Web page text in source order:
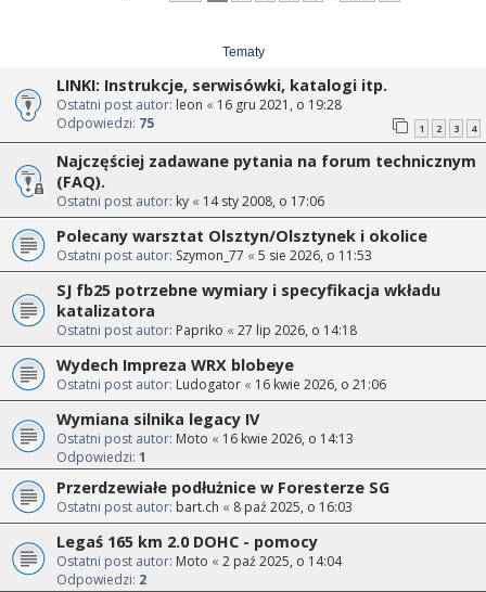
Tematy
LINKI: Instrukcje, serwisówki, katalogi itp.
Ostatni post autor: leon « 16 gru 2021, o 19:28
Odpowiedzi: 75 1 2 3 4
Najczęściej zadawane pytania na forum technicznym
(FAQ).
Ostatni post autor: ky « 14 sty 2008, o 17:06
Polecany warsztat Olsztyn/Olsztynek i okolice
Ostatni post autor: Szymon_77 « 5 sie 2026, o 11:53
SJ fb25 potrzebne wymiary i specyfikacja wkładu
katalizatora
Ostatni post autor: Papriko « 27 lip 2026, o 14:18
Wydech Impreza WRX blobeye
Ostatni post autor: Ludogator « 16 kwie 2026, o 21:06
Wymiana silnika legacy IV
Ostatni post autor: Moto « 16 kwie 2026, o 14:13
Odpowiedzi: 1
Przerdzewiałe podłużnice w Foresterze SG
Ostatni post autor: bart.ch « 8 paź 2025, o 16:03
Legaś 165 km 2.0 DOHC - pomocy
Ostatni post autor: Moto « 2 paź 2025, o 14:04
Odpowiedzi: 2